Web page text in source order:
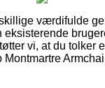
værdifulde
eksisterende
vi, at du tolker
Montmartre